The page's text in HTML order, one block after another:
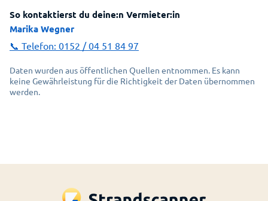
So kontaktierst du deine:n Vermieter:in
Marika Wegner
📞 Telefon: 0152 / 04 51 84 97
Daten wurden aus öffentlichen Quellen entnommen. Es kann
keine Gewährleistung für die Richtigkeit der Daten übernommen
werden.